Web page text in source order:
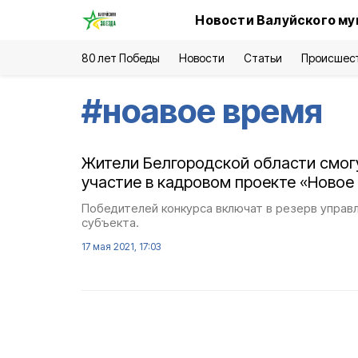
Новости Валуйского
80 лет Победы Новости Статьи
#ноавое время
Жители Белгородской области
участие в кадровом проекте
Победителей конкурса включат в резерв
субъекта.
17 мая 2021, 17:03